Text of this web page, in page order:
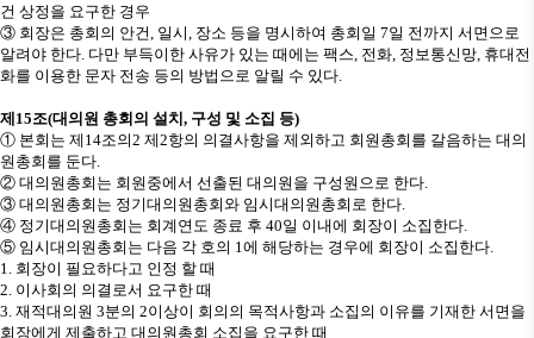
건 상정을 요구한 경우
③ 회장은 총회의 안건, 일시, 장소 등을 명시하여 총회일 7일 전까지 서면으로
알려야 한다. 다만 부득이한 사유가 있는 때에는 팩스, 전화, 정보통신망, 휴대전
화를 이용한 문자 전송 등의 방법으로 알릴 수 있다.
제 15조(대의원 총회의 설치 , 구성 및 소집 등)
① 본회는 제 14조의2 제2항의 의결사항을 제외하고 회원총회를 갈음하는 대의
원총회를 둔다.
② 대의원총회는 회원중에서 선출된 대의원을 구성원으로 한다.
③ 대의원총회는 정기대의원총회와 임시대의원총회로 한다.
④ 정기대의원총회는 회계연도 종료 후 40일 이내에 회장이 소집한다.
⑤ 임시대의원총회는 다음 각 호의 1에 해당하는 경우에 회장이 소집한다.
1. 회장이 필요하다고 인정 할 때
2. 이사회의 의결로서 요구한 때
3. 재적대의원 3분의 2이상이 회의의 목적사항과 소집의 이유를 기재한 서면을
회장에게 제출하고 대의원총회 소집을 요구한 때